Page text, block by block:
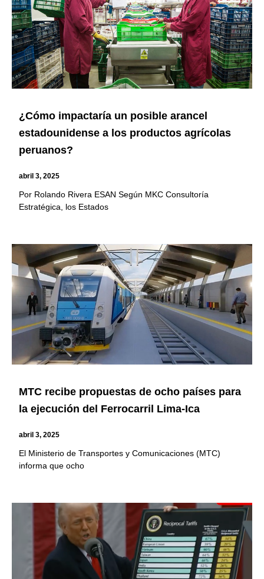
¿Cómo impactaría un posible arancel
estadounidense a los productos agrícolas
peruanos?
abril 3, 2025
Por Rolando Rivera ESAN Según MKC Consultoría
Estratégica, los Estados
MTC recibe propuestas de ocho países para
la ejecución del Ferrocarril Lima-Ica
abril 3, 2025
El Ministerio de Transportes y Comunicaciones (MTC)
informa que ocho